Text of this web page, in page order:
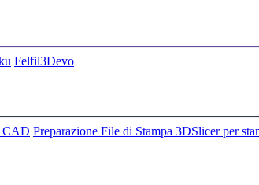
Felfil3Devo
CAD Preparazione File di Stampa 3DSlicer per